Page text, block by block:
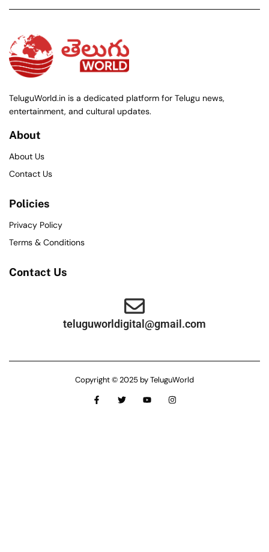
TeluguWorld.in is a dedicated platform for Telugu news,
entertainment, and cultural updates.
About
About Us
Contact Us
Policies
Privacy Policy
Terms & Conditions
Contact Us
teluguworldigital@gmail.com
Copyright © 2025 by TeluguWorld